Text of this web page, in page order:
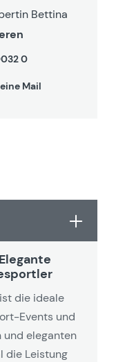
Bettina
0
Mail
ist die ideale
Events und
und eleganten
die Leistung